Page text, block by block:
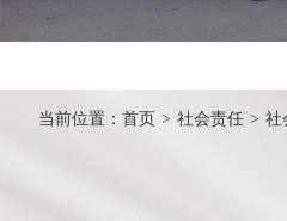
当前位置： 首页 > 社会责任 > 社